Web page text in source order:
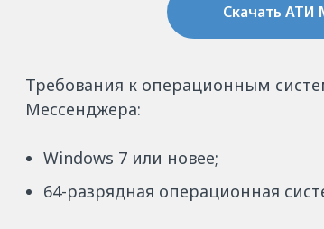
Скачать АТИ
Требования к операционным
Мессенджера:
Windows 7 или новее;
64-разрядная операционная